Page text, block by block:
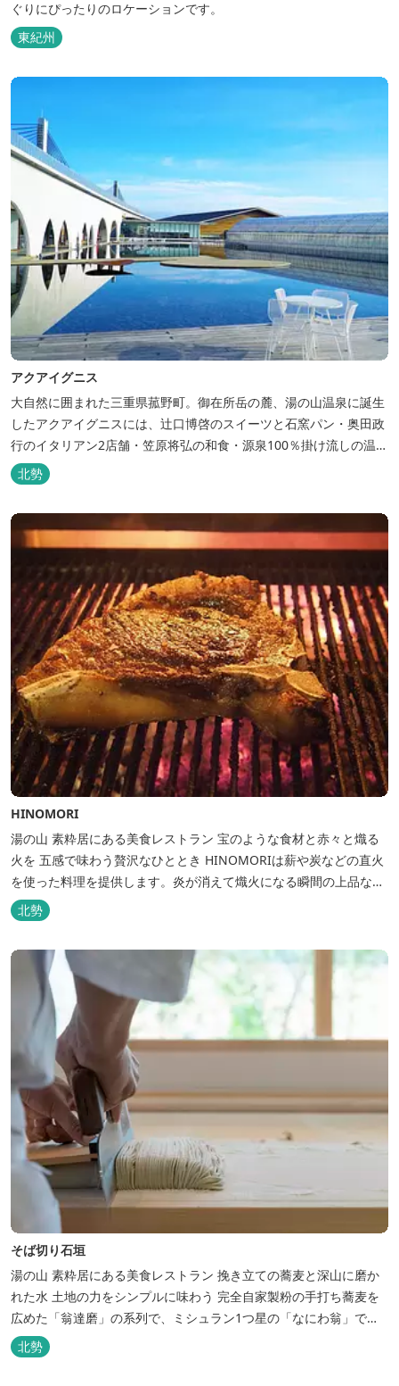
ぐりにぴったりのロケーションです。
東紀州
アクアイグニス
大自然に囲まれた三重県菰野町。御在所岳の麓、湯の山温泉に誕生
したアクアイグニスには、辻󠄀口博啓のスイーツと石窯パン・奥田政
行のイタリアン2店舗・笠原将弘の和食・源泉100％掛け流しの温
泉・宿泊棟・離れ宿・苺ハウス・ギャラリーなど、様々な『癒し』
と『食』が集結しております。 【『癒し』の追求 】 ◆源泉100%
掛け流し「片岡温泉」 片岡温泉は、地下1,200ｍより湯口で約42℃
の...
北勢
HINOMORI
湯の山 素粋居にある美食レストラン 宝のような食材と赤々と熾る
火を 五感で味わう贅沢なひととき HINOMORIは薪や炭などの直火
を使った料理を提供します。炎が消えて熾火になる瞬間の上品な香
りを海産物にまとわせたり、熟成させた上質な牛肉を塊でじっくり
とローストしたり。炎が生み出す味わいの繊細さと豪快さをコース
でお楽しみください。料理監修は、フランスで活躍するシェフ・手
島竜司。探...
北勢
そば切り石垣
湯の山 素粋居にある美食レストラン 挽き立ての蕎麦と深山に磨か
れた水 土地の力をシンプルに味わう 完全自家製粉の手打ち蕎麦を
広めた「翁達磨」の系列で、ミシュラン1つ星の「なにわ翁」で研
鑽を積んだ石垣雄介氏が開業した「そば切り石垣」。 翁伝統の完全
自家製粉による二八蕎麦を踏襲し、蕎麦と酒をシンプルに楽しむ店
北勢